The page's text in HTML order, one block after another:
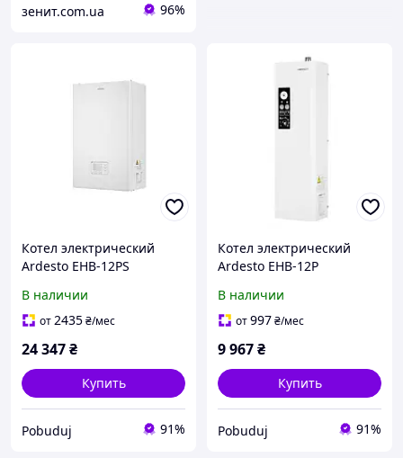
зенит.com.ua 96%
Котел электрический
Ardesto EHB-12PS
В наличии
от2435₴/мес
24 347₴
Купить
Pobuduj 91%
Котел электрический
Ardesto EHB-12P
В наличии
от997₴/мес
9 967₴
Купить
Pobuduj 91%